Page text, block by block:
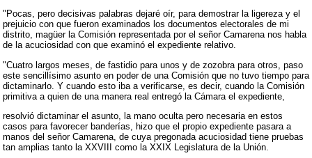
"Pocas, pero decisivas palabras dejaré oír, para demostrar la ligereza y el
prejuicio con que fueron examinados los documentos electorales de mi
distrito, magüer la Comisión representada por el señor Camarena nos habla
de la acuciosidad con que examinó el expediente relativo.
"Cuatro largos meses, de fastidio para unos y de zozobra para otros, paso
este sencillísimo asunto en poder de una Comisión que no tuvo tiempo para
dictaminarlo. Y cuando esto iba a verificarse, es decir, cuando la Comisión
primitiva a quien de una manera real entregó la Cámara el expediente,
resolvió dictaminar el asunto, la mano oculta pero necesaria en estos
casos para favorecer banderías, hizo que el propio expediente pasara a
manos del señor Camarena, de cuya pregonada acuciosidad tiene pruebas
tan amplias tanto la XXVIII como la XXIX Legislatura de la Unión.